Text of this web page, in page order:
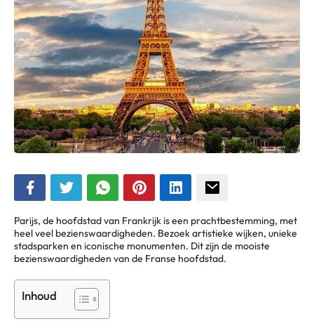
Parijs, de hoofdstad van Frankrijk is een prachtbestemming, met
heel veel bezienswaardigheden. Bezoek artistieke wijken, unieke
stadsparken en iconische monumenten. Dit zijn de mooiste
bezienswaardigheden van de Franse hoofdstad.
Inhoud